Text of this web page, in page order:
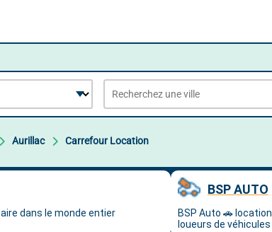
Aurillac Carrefour Location